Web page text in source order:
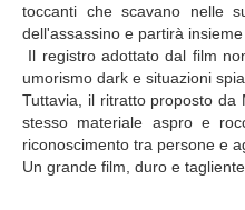
toccanti che scavano nelle
dell'assassino e partirà
Il registro adottato dal film
umorismo dark e situazioni
Tuttavia, il ritratto proposto da
stesso materiale aspro e
riconoscimento tra persone e
Un grande film, duro e